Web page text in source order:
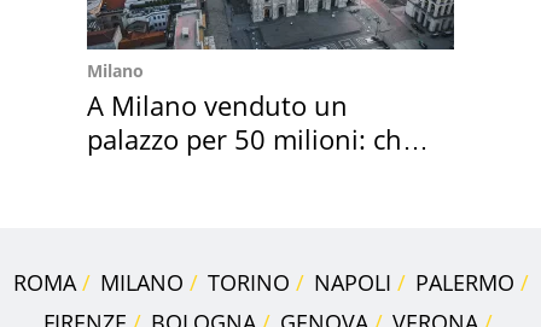
Milano
A Milano venduto un
palazzo per 50 milioni: chi
ROMA MILANO TORINO NAPOLI
PALERMO